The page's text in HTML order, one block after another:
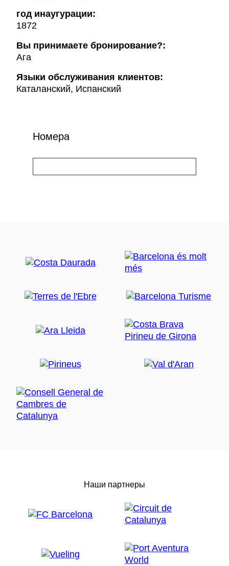
год инаугурации:
1872
Вы принимаете бронирование?:
Ага
Языки обслуживания клиентов:
Каталанский, Испанский
Номера
Наши партнеры